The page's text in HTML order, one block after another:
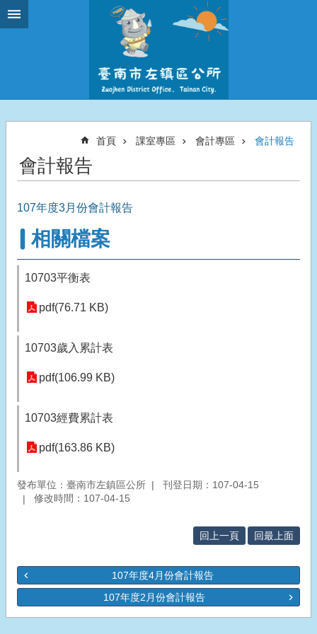
跳到主要內容區塊
首頁 課室專區 會計專區 會計報告
會計報告
107年度3月份會計報告
相關檔案
10703平衡表
pdf(76.71 KB)
10703歲入累計表
pdf(106.99 KB)
10703經費累計表
pdf(163.86 KB)
發布單位：臺南市左鎮區公所
刊登日期：107-04-15
修改時間：107-04-15
回上一頁 回最上面
107年度4月份會計報告
107年度2月份會計報告